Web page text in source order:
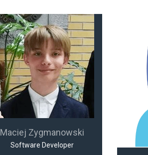
Maciej Zygmanowski
Software Developer